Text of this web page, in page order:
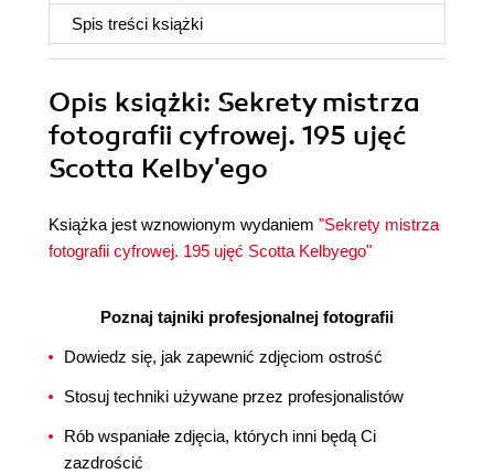
Spis treści książki
Opis książki: Sekrety mistrza
fotografii cyfrowej. 195 ujęć
Scotta Kelby'ego
Książka jest wznowionym wydaniem "Sekrety mistrza
fotografii cyfrowej. 195 ujęć Scotta Kelbyego"
Poznaj tajniki profesjonalnej fotografii
Dowiedz się, jak zapewnić zdjęciom ostrość
Stosuj techniki używane przez profesjonalistów
Rób wspaniałe zdjęcia, których inni będą Ci
zazdrościć